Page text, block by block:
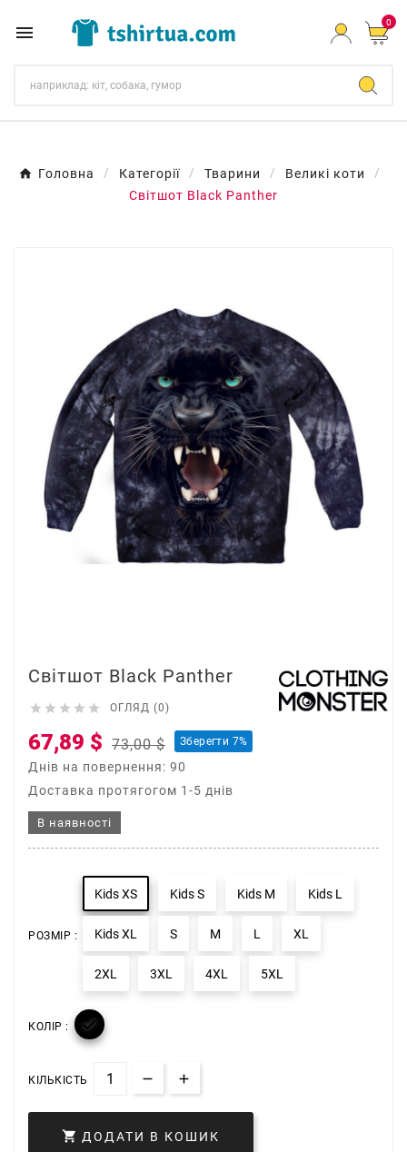
 0
Головна Категорії Тварини
Великі коти
Світшот Black Panther
Світшот Black Panther
     ОГЛЯД (0)
67,89 $ 73,00 $ Зберегти 7%
Днів на повернення: 90
Доставка протягогом 1-5 днів
В наявності
РОЗМІР :
Kids XS Kids S Kids M Kids L
Kids XL S M L XL
2XL 3XL 4XL 5XL
КОЛІР : 
КІЛЬКІСТЬ
 ДОДАТИ В КОШИК